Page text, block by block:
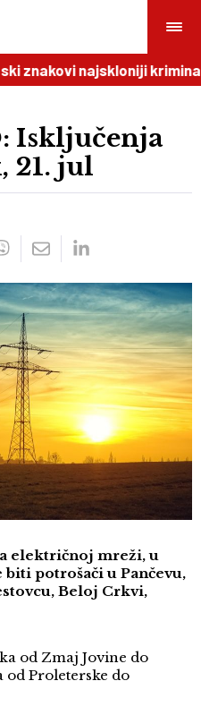
najskloniji kriminalu
Isključenja
21. jul
električnoj mreži, u
biti potrošači u Pančevu,
Beloj Crkvi,
od Zmaj Jovine do
od Proleterske do